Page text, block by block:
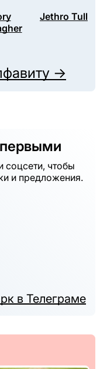
Jethro Tull
→
первыми
соцсети, чтобы
и предложения.
в Телеграме